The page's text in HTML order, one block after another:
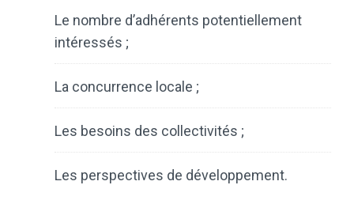
Le nombre d’adhérents potentiellement
intéressés ;
La concurrence locale ;
Les besoins des collectivités ;
Les perspectives de développement.